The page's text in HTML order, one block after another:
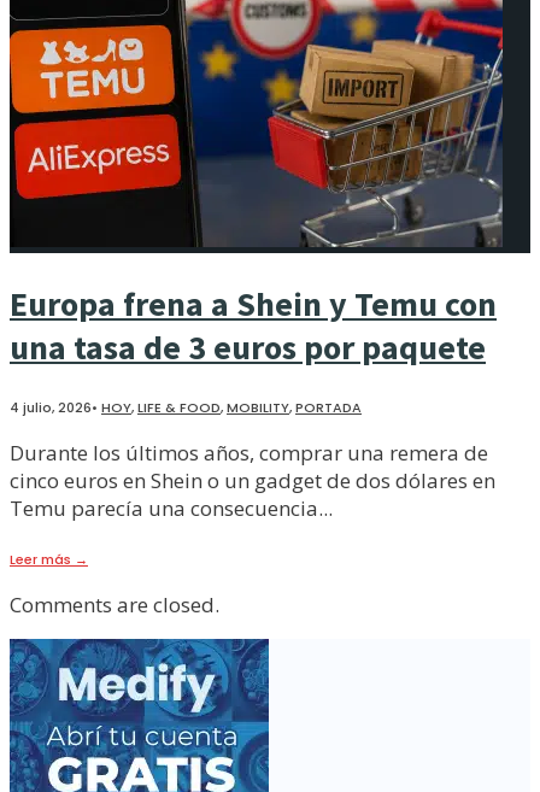
Europa frena a Shein y Temu con
una tasa de 3 euros por paquete
4 julio, 2026• HOY,LIFE & FOOD,MOBILITY,PORTADA
Durante los últimos años, comprar una remera de
cinco euros en Shein o un gadget de dos dólares en
Temu parecía una consecuencia...
Leer más →
Comments are closed.